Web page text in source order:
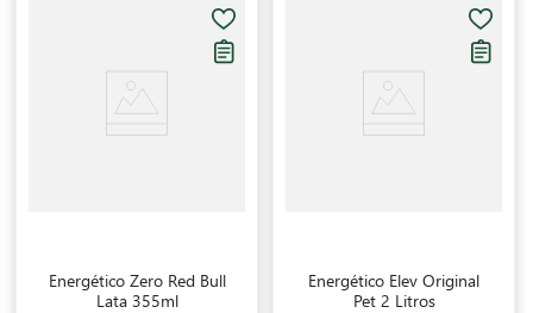
Energético Zero Red Bull
Lata 355ml
Energético Elev Original
Pet 2 Litros